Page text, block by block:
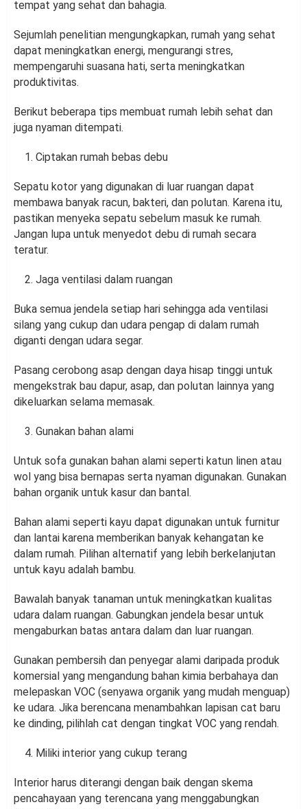
tempat yang sehat dan bahagia.
Sejumlah penelitian mengungkapkan, rumah yang sehat
dapat meningkatkan energi, mengurangi stres,
mempengaruhi suasana hati, serta meningkatkan
produktivitas.
Berikut beberapa tips membuat rumah lebih sehat dan
juga nyaman ditempati.
Ciptakan rumah bebas debu
Sepatu kotor yang digunakan di luar ruangan dapat
membawa banyak racun, bakteri, dan polutan. Karena itu,
pastikan menyeka sepatu sebelum masuk ke rumah.
Jangan lupa untuk menyedot debu di rumah secara
teratur.
Jaga ventilasi dalam ruangan
Buka semua jendela setiap hari sehingga ada ventilasi
silang yang cukup dan udara pengap di dalam rumah
diganti dengan udara segar.
Pasang cerobong asap dengan daya hisap tinggi untuk
mengekstrak bau dapur, asap, dan polutan lainnya yang
dikeluarkan selama memasak.
Gunakan bahan alami
Untuk sofa gunakan bahan alami seperti katun linen atau
wol yang bisa bernapas serta nyaman digunakan. Gunakan
bahan organik untuk kasur dan bantal.
Bahan alami seperti kayu dapat digunakan untuk furnitur
dan lantai karena memberikan banyak kehangatan ke
dalam rumah. Pilihan alternatif yang lebih berkelanjutan
untuk kayu adalah bambu.
Bawalah banyak tanaman untuk meningkatkan kualitas
udara dalam ruangan. Gabungkan jendela besar untuk
mengaburkan batas antara dalam dan luar ruangan.
Gunakan pembersih dan penyegar alami daripada produk
komersial yang mengandung bahan kimia berbahaya dan
melepaskan VOC (senyawa organik yang mudah menguap)
ke udara. Jika berencana menambahkan lapisan cat baru
ke dinding, pilihlah cat dengan tingkat VOC yang rendah.
Miliki interior yang cukup terang
Interior harus diterangi dengan baik dengan skema
pencahayaan yang terencana yang menggabungkan